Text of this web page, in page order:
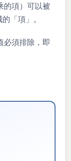
的項）可以被
「項」。
必須排除，即